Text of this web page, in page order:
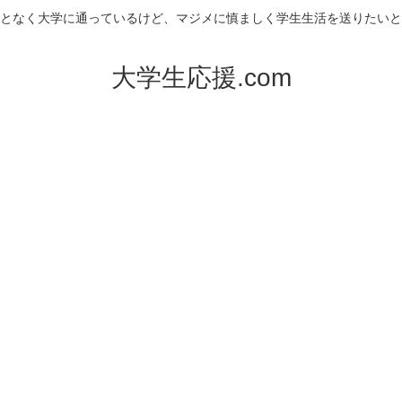
なく大学に通っているけど、マジメに慎ましく学生生活を送りたい
大学生応援.com